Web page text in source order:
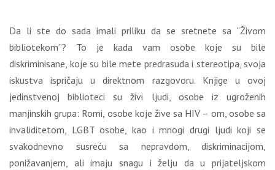
Da li ste do sada imali priliku da se sretnete sa “Živom
bibliotekom”? To je kada vam osobe koje su bile
diskriminisane, koje su bile mete predrasuda i stereotipa, svoja
iskustva ispričaju u direktnom razgovoru. Knjige u ovoj
jedinstvenoj biblioteci su živi ljudi, osobe iz ugroženih
manjinskih grupa: Romi, osobe koje žive sa HIV – om, osobe sa
invaliditetom, LGBT osobe, kao i mnogi drugi ljudi koji se
svakodnevno susreću sa nepravdom, diskriminacijom,
ponižavanjem, ali imaju snagu i želju da u prijateljskom